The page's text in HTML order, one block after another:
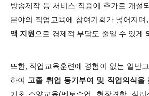
방송제작 등 서비스 직종이 추가로 개설
분야의 직업교육에 참여기회가 넓어지며,
액 지원 으로 경제적 부담도 줄일 수 있게
또한, 직업교육훈련에 경험이 없는 일반
하여 고졸 취업 동기부여 및 직업의식을
기초 소양교육(멘토수업, 현장견학, 심